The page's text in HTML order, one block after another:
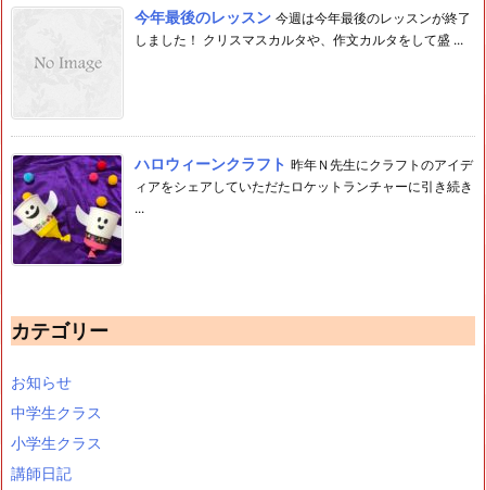
今年最後のレッスン 今週は今年最後のレッスンが終了
しました！ クリスマスカルタや、作文カルタをして盛 ...
ハロウィーンクラフト 昨年Ｎ先生にクラフトのアイデ
ィアをシェアしていただたロケットランチャーに引き続き
...
カテゴリー
お知らせ
中学生クラス
小学生クラス
講師日記